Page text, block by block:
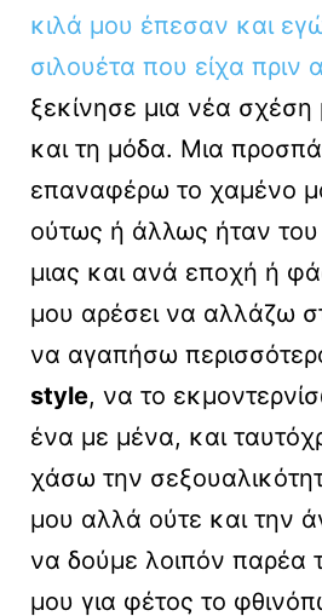
κιλά μου έπεσαν και
σιλουέτα που είχα πριν
ξεκίνησε μια νέα
και τη μόδα. Μια
επαναφέρω το χαμένο
ούτως ή άλλως ήταν του
μιας και ανά εποχή ή
μου αρέσει να αλλάζω
να αγαπήσω
style, να το
ένα με μένα, και
χάσω την
μου αλλά ούτε και την
να δούμε λοιπόν παρέα
μου για φέτος το